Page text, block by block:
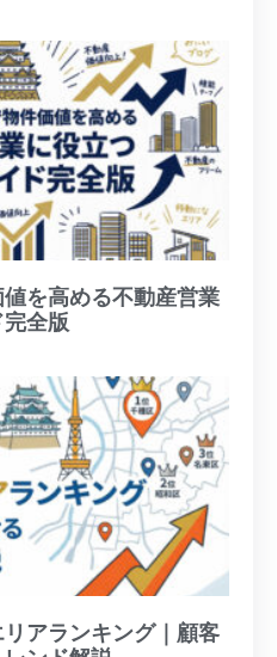
を高める不動産営業
全版
アランキング｜顧客